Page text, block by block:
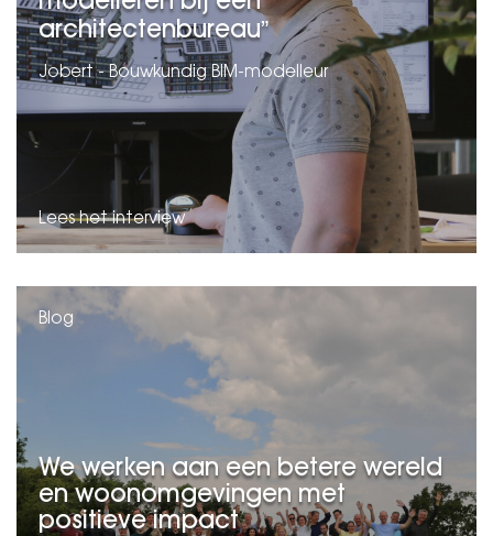
architectenbureau
Jobert - Bouwkundig BIM-modelleur
Lees het interview
Blog
We werken aan een betere wereld
en woonomgevingen met
positieve impact